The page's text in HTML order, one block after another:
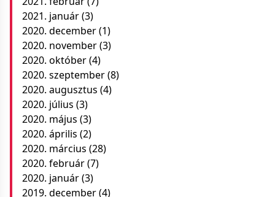
2021. január(3)
2020. december(1)
2020. november(3)
2020. október(4)
2020. szeptember(8)
2020. augusztus (4)
2020. július (3)
2020. május (3)
2020. április (2)
2020. március (28)
2020. február(7)
2020. január(3)
2019. december(4)